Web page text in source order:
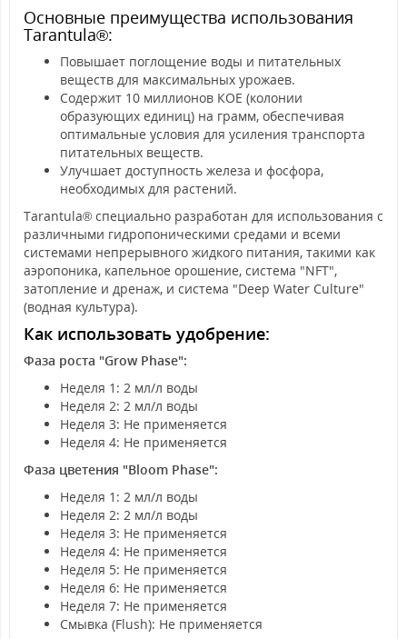
Основные преимущества использования
Tarantula®:
Повышает поглощение воды и питательных
веществ для максимальных урожаев.
Содержит 10 миллионов КОЕ (колонии
образующих единиц) на грамм, обеспечивая
оптимальные условия для усиления транспорта
питательных веществ.
Улучшает доступность железа и фосфора,
необходимых для растений.
Tarantula® специально разработан для использования с
различными гидропоническими средами и всеми
системами непрерывного жидкого питания, такими как
аэропоника, капельное орошение, система "NFT",
затопление и дренаж, и система "Deep Water Culture"
(водная культура).
Как использовать удобрение:
Фаза роста "Grow Phase":
Неделя 1: 2 мл/л воды
Неделя 2: 2 мл/л воды
Неделя 3: Не применяется
Неделя 4: Не применяется
Фаза цветения "Bloom Phase":
Неделя 1: 2 мл/л воды
Неделя 2: 2 мл/л воды
Неделя 3: Не применяется
Неделя 4: Не применяется
Неделя 5: Не применяется
Неделя 6: Не применяется
Неделя 7: Не применяется
Смывка (Flush): Не применяется